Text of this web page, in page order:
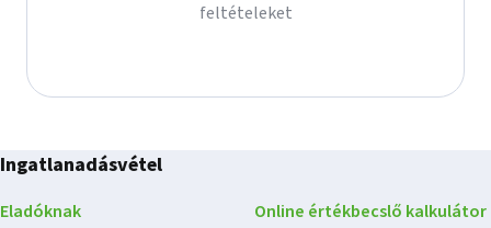
feltételeket
Ingatlanadásvétel
Eladóknak
Online értékbecslő kalkulátor